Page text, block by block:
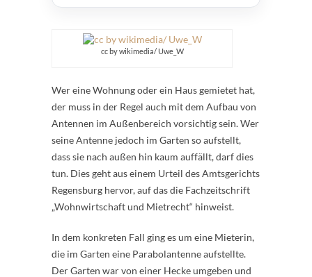
cc by wikimedia/ Uwe_W
Wer eine Wohnung oder ein Haus gemietet hat,
der muss in der Regel auch mit dem Aufbau von
Antennen im Außenbereich vorsichtig sein. Wer
seine Antenne jedoch im Garten so aufstellt,
dass sie nach außen hin kaum auffällt, darf dies
tun. Dies geht aus einem Urteil des Amtsgerichts
Regensburg hervor, auf das die Fachzeitschrift
„Wohnwirtschaft und Mietrecht“ hinweist.
In dem konkreten Fall ging es um eine Mieterin,
die im Garten eine Parabolantenne aufstellte.
Der Garten war von einer Hecke umgeben und